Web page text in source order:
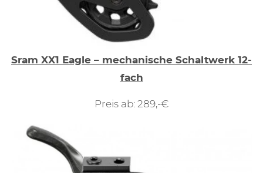
Sram XX1 Eagle – mechanische Schaltwerk 12-
fach
Preis ab: 289,-€